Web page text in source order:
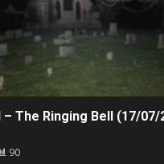
– The Ringing Bell (17/
90